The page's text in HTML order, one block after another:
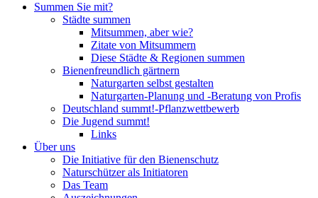
Summen Sie mit?
Städte summen
Mitsummen, aber wie?
Zitate von Mitsummern
Diese Städte & Regionen summen
Bienenfreundlich gärtnern
Naturgarten selbst gestalten
Naturgarten-Planung und -Beratung von Profis
Deutschland summt!-Pflanzwettbewerb
Die Jugend summt!
Links
Über uns
Die Initiative für den Bienenschutz
Naturschützer als Initiatoren
Das Team